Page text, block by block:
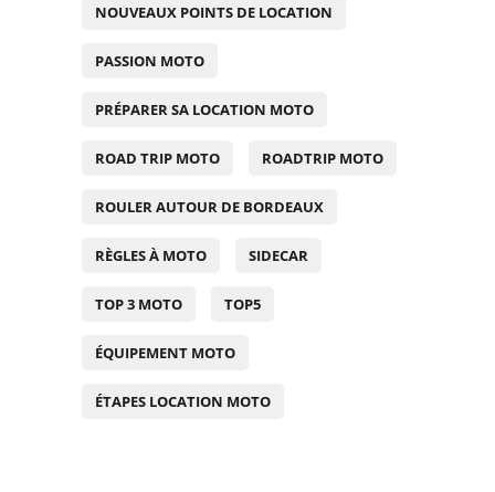
NOUVEAUX POINTS DE LOCATION
PASSION MOTO
PRÉPARER SA LOCATION MOTO
ROAD TRIP MOTO ROADTRIP MOTO
ROULER AUTOUR DE BORDEAUX
RÈGLES À MOTO SIDECAR
TOP 3 MOTO TOP5
ÉQUIPEMENT MOTO
ÉTAPES LOCATION MOTO